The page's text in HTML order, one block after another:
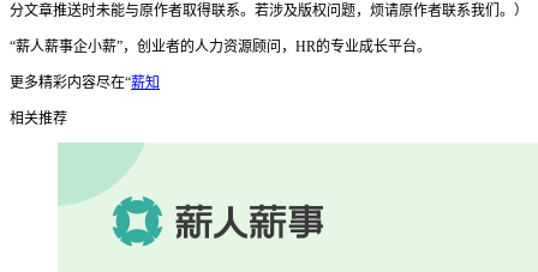
分文章推送时未能与原作者取得联系。若涉及版权问题，烦请原作者联系我们。）
“薪人薪事企小薪”，创业者的人力资源顾问，HR的专业成长平台。
更多精彩内容尽在“薪知
相关推荐